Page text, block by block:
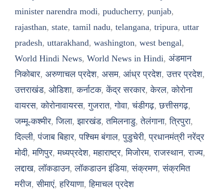
minister narendra modi, puducherry, punjab,
rajasthan, state, tamil nadu, telangana, tripura, uttar
pradesh, uttarakhand, washington, west bengal,
World Hindi News, World News in Hindi, अंडमान
निकोबार, अरुणाचल प्रदेश, असम, आंध्र प्रदेश,उत्तर प्रदेश,
उत्तराखंड, ओडिशा,कर्नाटक,केंद्र सरकार,केरल,कोरोना
वायरस,कोरोनावायरस,गुजरात,गोवा,चंडीगढ़,छत्तीसगढ़,
जम्मू-कश्मीर,जिला,झारखंड,तमिलनाडु,तेलंगाना,त्रिपुरा,
दिल्ली,पंजाब बिहार,पश्चिम बंगाल,पुडुचेरी,प्रधानमंत्री नरेंद्र
मोदी,मणिपुर,मध्यप्रदेश,महाराष्ट्र,मिजोरम,राजस्थान,राज्य,
लद्दाख,लॉकडाउन,लॉकडाउन इंडिया,संक्रमण,संक्रमित
मरीज,सीमाएं,हरियाणा,हिमाचल प्रदेश